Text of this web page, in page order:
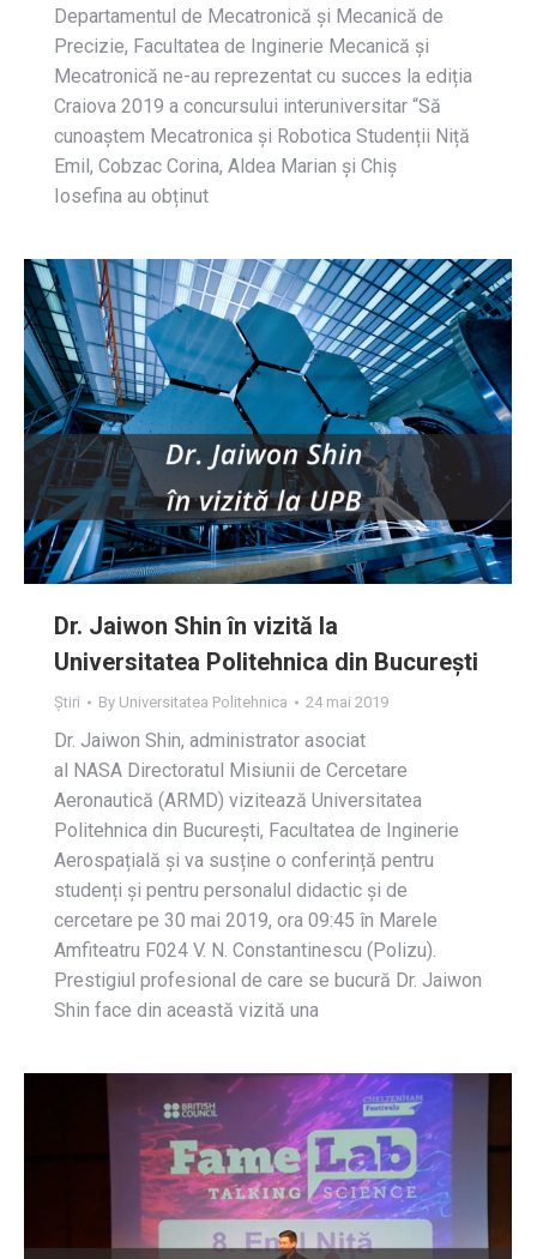
Departamentul de Mecatronică și Mecanică de
Precizie, Facultatea de Inginerie Mecanică și
Mecatronică ne-au reprezentat cu succes la ediția
Craiova 2019 a concursului interuniversitar “Să
cunoaștem Mecatronica și Robotica Studenții Niță
Emil, Cobzac Corina, Aldea Marian și Chiș
Iosefina au obținut
Dr. Jaiwon Shin în vizită la
Universitatea Politehnica din București
Știri By Universitatea Politehnica 24 mai 2019
Dr. Jaiwon Shin, administrator asociat
al NASA Directoratul Misiunii de Cercetare
Aeronautică (ARMD) vizitează Universitatea
Politehnica din București, Facultatea de Inginerie
Aerospațială și va susține o conferință pentru
studenți și pentru personalul didactic și de
cercetare pe 30 mai 2019, ora 09:45 în Marele
Amfiteatru F024 V. N. Constantinescu (Polizu).
Prestigiul profesional de care se bucură Dr. Jaiwon
Shin face din această vizită una